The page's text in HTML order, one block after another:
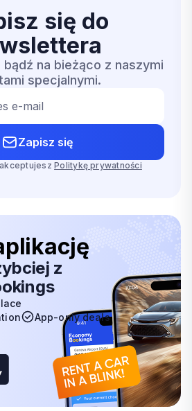
się do
na bieżąco z naszymi
specjalnymi.
e-mail
Zapisz się
Politykę prywatności
z
App-only deals